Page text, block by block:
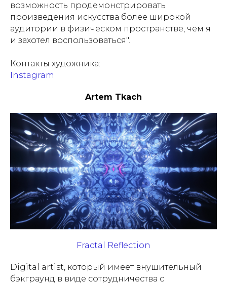
возможность продемонстрировать
произведения искусства более широкой
аудитории в физическом пространстве, чем я
и захотел воспользоваться".
Контакты художника:
Instagram
Artem Tkach
Fractal Reflection
Digital artist, который имеет внушительный
бэкграунд в виде сотрудничества с